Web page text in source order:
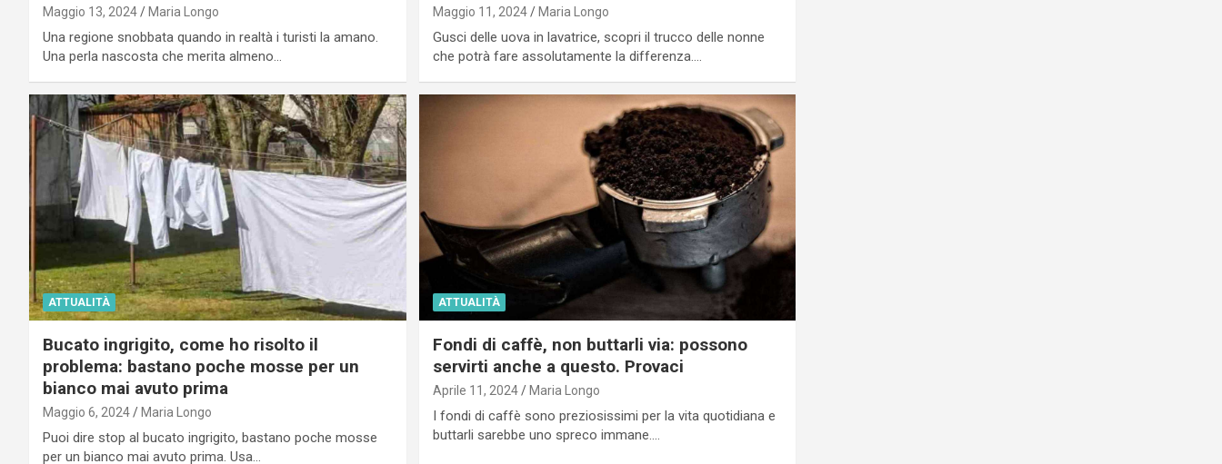
Maggio 13, 2024 Maria Longo
Una regione snobbata quando in realtà i turisti la amano.
Una perla nascosta che merita almeno…
Maggio 11, 2024 Maria Longo
Gusci delle uova in lavatrice, scopri il trucco delle nonne
che potrà fare assolutamente la differenza.…
ATTUALITÀ
Bucato ingrigito, come ho risolto il
problema: bastano poche mosse per un
bianco mai avuto prima
Maggio 6, 2024 Maria Longo
Puoi dire stop al bucato ingrigito, bastano poche mosse
per un bianco mai avuto prima. Usa…
ATTUALITÀ
Fondi di caffè, non buttarli via: possono
servirti anche a questo. Provaci
Aprile 11, 2024 Maria Longo
I fondi di caffè sono preziosissimi per la vita quotidiana e
buttarli sarebbe uno spreco immane.…